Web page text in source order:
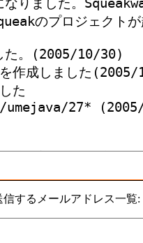
するメールアドレス一覧: